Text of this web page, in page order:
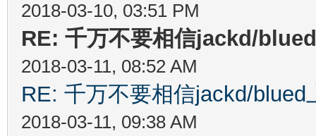
2018-03-10, 03:51 PM
RE: 千万不要相信jackd/
2018-03-11, 08:52 AM
RE: 千万不要相信jackd/
2018-03-11, 09:38 AM